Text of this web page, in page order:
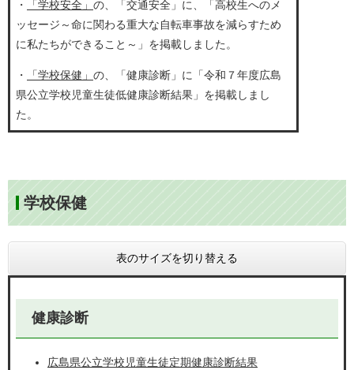
・ 「学校安全」 の、「交通安全」に、「高校生へのメ
ッセージ～命に関わる重大な自転車事故を減らすため
に私たちができること～」を掲載しました。
・ 「学校保健」 の、「健康診断」に「令和７年度広島
県公立学校児童生徒低健康診断結果」を掲載しまし
た。
学校保健
表のサイズを切り替える
健康診断
広島県公立学校児童生徒定期健康診断結果